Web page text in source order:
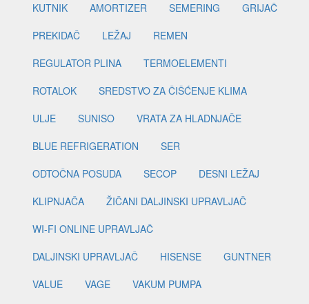
KUTNIK
AMORTIZER SEMERING
GRIJAČ
PREKIDAČ
LEŽAJ
REMEN
REGULATOR PLINA
TERMOELEMENTI
ROTALOK
SREDSTVO ZA ČIŠĆENJE KLIMA
ULJE
SUNISO
VRATA ZA HLADNJAČE
BLUE REFRIGERATION
SER
ODTOČNA POSUDA
SECOP
DESNI LEŽAJ
KLIPNJAČA
ŽIČANI DALJINSKI UPRAVLJAČ
WI-FI ONLINE UPRAVLJAČ
DALJINSKI UPRAVLJAČ
HISENSE
GUNTNER
VALUE
VAGE
VAKUM PUMPA